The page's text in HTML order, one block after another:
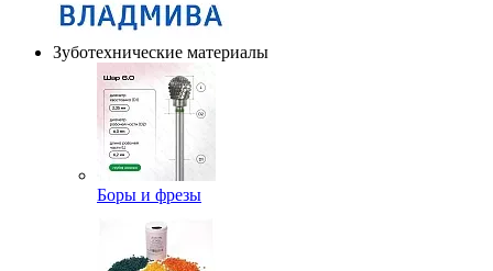
Зуботехнические материалы
Боры и фрезы